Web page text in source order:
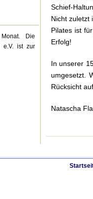
Die
e.V. ist zur
Schief-
Nicht zuletzt
Pilates ist
Erfolg!
In unserer
umgesetzt.
Rücksicht
Natascha